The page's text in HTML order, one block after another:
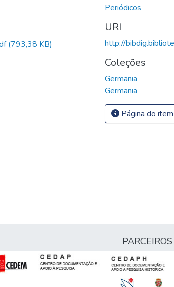
(793,38 KB)
Periódicos
URI
http://
Coleções
Germania
Germania
Página do
PARCEIROS